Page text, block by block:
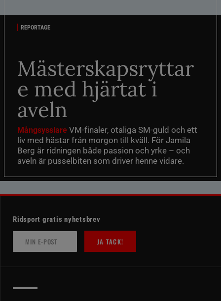
REPORTAGE
Mästerskapsryttar
e med hjärtat i
aveln
Mångsysslare VM-finaler, otaliga SM-guld och ett
liv med hästar från morgon till kväll. För Jamila
Berg är ridningen både passion och yrke – och
aveln är pusselbiten som driver henne vidare.
Ridsport gratis nyhetsbrev
JA TACK!